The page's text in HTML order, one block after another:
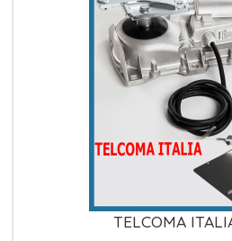
TELCOMA